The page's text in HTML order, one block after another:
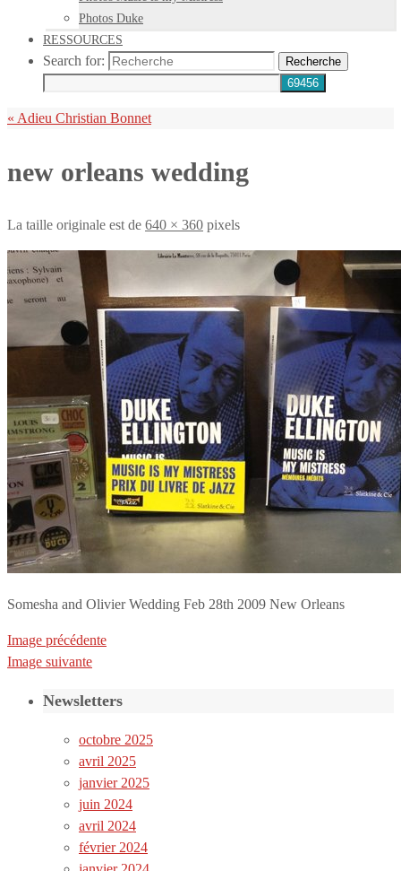
Photos Duke
RESSOURCES
Search for: Recherche
« Adieu Christian Bonnet
new orleans wedding
La taille originale est de 640 × 360 pixels
Somesha and Olivier Wedding Feb 28th 2009 New Orleans
Image précédente
Image suivante
Newsletters
octobre 2025
avril 2025
janvier 2025
juin 2024
avril 2024
février 2024